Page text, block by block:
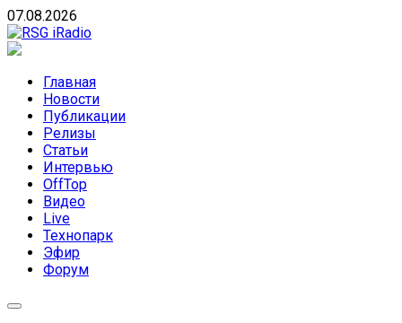
Skip
to
content
07.08.2026
направлений без возрастных ограничений
Главная
Новости
Публикации
Релизы
Статьи
Интервью
OffTop
Видео
Live
Технопарк
Эфир
Форум